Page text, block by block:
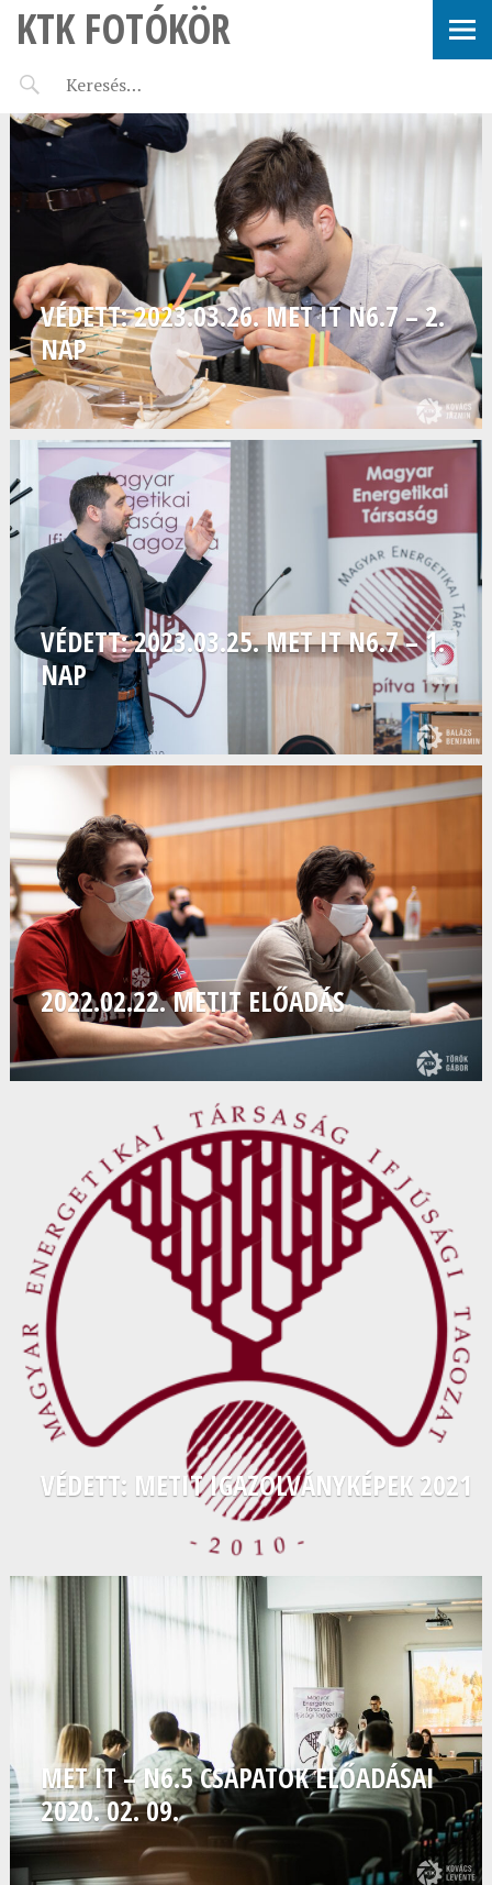
KTK FOTÓKÖR
VÉDETT: 2023.03.26. MET IT N6.7 – 2.
NAP
VÉDETT: 2023.03.25. MET IT N6.7 – 1.
NAP
2022.02.22. METIT ELŐADÁS
VÉDETT: METIT IGAZOLVÁNYKÉPEK 2021
MET IT – N6.5 CSAPATOK ELŐADÁSAI
2020. 02. 09.